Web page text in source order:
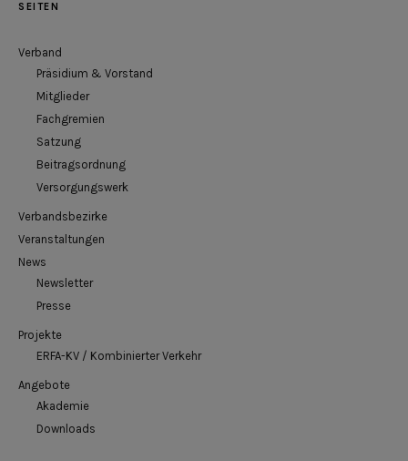
SEITEN
Verband
Präsidium & Vorstand
Mitglieder
Fachgremien
Satzung
Beitragsordnung
Versorgungswerk
Verbandsbezirke
Veranstaltungen
News
Newsletter
Presse
Projekte
ERFA-KV / Kombinierter Verkehr
Angebote
Akademie
Downloads